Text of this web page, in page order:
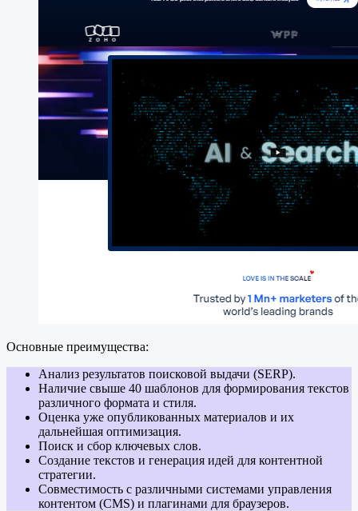
Основные преимущества:
Анализ результатов поисковой выдачи (SERP).
Наличие свыше 40 шаблонов для формирования текстов
различного формата и стиля.
Оценка уже опубликованных материалов и их
дальнейшая оптимизация.
Поиск и сбор ключевых слов.
Создание текстов и генерация идей для контентной
стратегии.
Совместимость с различными системами управления
контентом (CMS) и плагинами для браузеров.